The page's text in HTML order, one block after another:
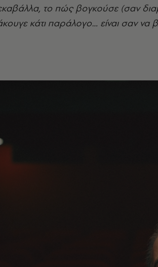
το πώς βογκούσε (σαν
κάτι παράλογο… είναι σαν